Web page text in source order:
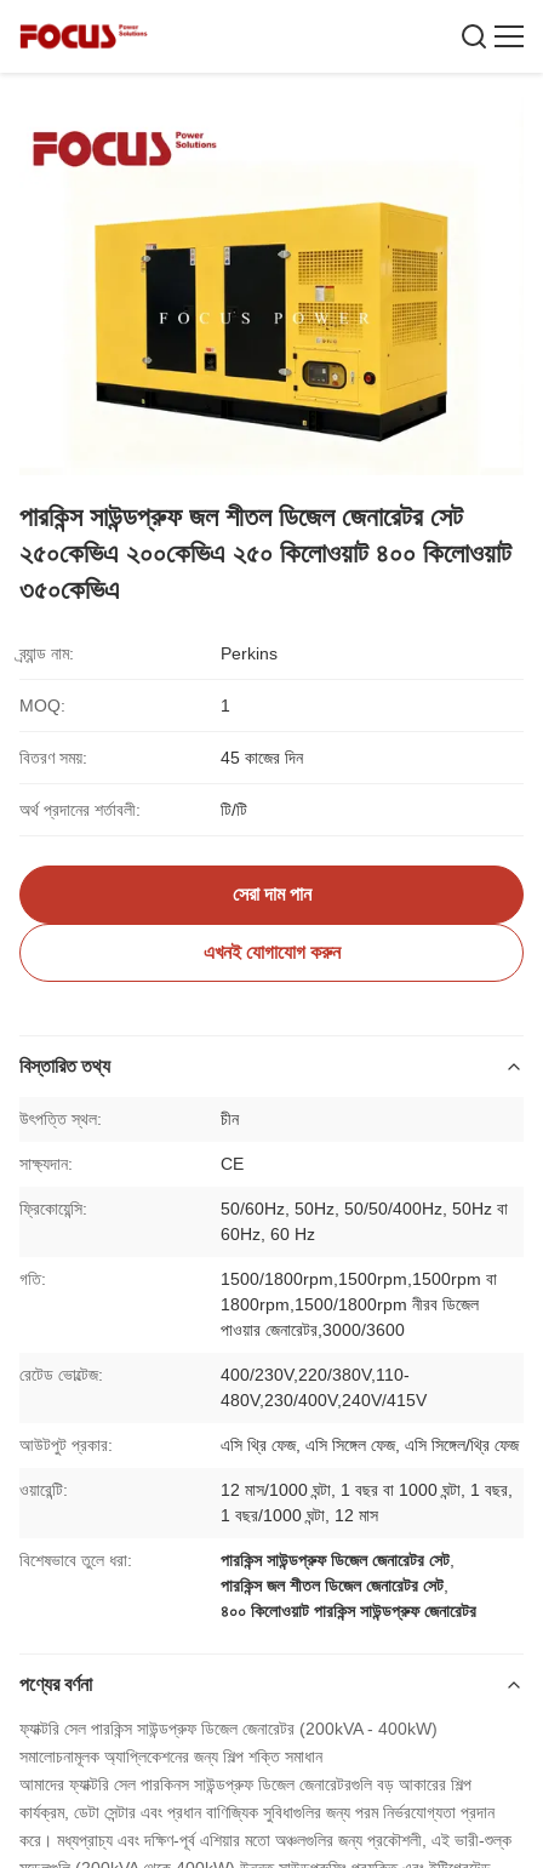
পারকিন্স সাউন্ডপ্রুফ জল শীতল ডিজেল জেনারেটর সেট
২৫০কেভিএ ২০০কেভিএ ২৫০ কিলোওয়াট ৪০০ কিলোওয়াট
৩৫০কেভিএ
ব্র্যান্ড নাম: Perkins
MOQ: 1
বিতরণ সময়: 45 কাজের দিন
অর্থ প্রদানের শর্তাবলী: টি/টি
সেরা দাম পান
এখনই যোগাযোগ করুন
বিস্তারিত তথ্য
উৎপত্তি স্থল: চীন
সাক্ষ্যদান: CE
ফ্রিকোয়েন্সি:
50/60Hz, 50Hz, 50/50/400Hz, 50Hz বা
60Hz, 60 Hz
গতি:
1500/1800rpm,1500rpm,1500rpm বা
1800rpm,1500/1800rpm নীরব ডিজেল
পাওয়ার জেনারেটর,3000/3600
রেটেড ভোল্টেজ:
400/230V,220/380V,110-
480V,230/400V,240V/415V
আউটপুট প্রকার: এসি থ্রি ফেজ, এসি সিঙ্গেল ফেজ, এসি সিঙ্গেল/থ্রি ফেজ
ওয়ারেন্টি:
12 মাস/1000 ঘন্টা, 1 বছর বা 1000 ঘন্টা, 1 বছর,
1 বছর/1000 ঘন্টা, 12 মাস
বিশেষভাবে তুলে ধরা: পারকিন্স সাউন্ডপ্রুফ ডিজেল জেনারেটর সেট,
পারকিন্স জল শীতল ডিজেল জেনারেটর সেট,
৪০০ কিলোওয়াট পারকিন্স সাউন্ডপ্রুফ জেনারেটর
পণ্যের বর্ণনা
ফ্যাক্টরি সেল পারকিন্স সাউন্ডপ্রুফ ডিজেল জেনারেটর (200kVA - 400kW)
সমালোচনামূলক অ্যাপ্লিকেশনের জন্য শিল্প শক্তি সমাধান
আমাদের ফ্যাক্টরি সেল পারকিনস সাউন্ডপ্রুফ ডিজেল জেনারেটরগুলি বড় আকারের শিল্প
কার্যক্রম, ডেটা সেন্টার এবং প্রধান বাণিজ্যিক সুবিধাগুলির জন্য পরম নির্ভরযোগ্যতা প্রদান
করে। মধ্যপ্রাচ্য এবং দক্ষিণ-পূর্ব এশিয়ার মতো অঞ্চলগুলির জন্য প্রকৌশলী, এই ভারী-শুল্ক